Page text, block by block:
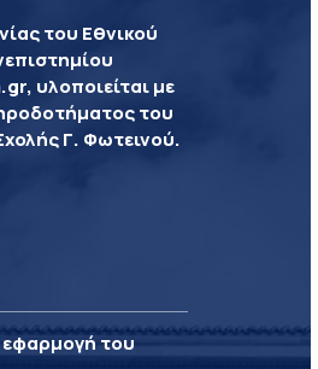
του Εθνικού
υλοποιείται με
του
Γ. Φωτεινού.
του